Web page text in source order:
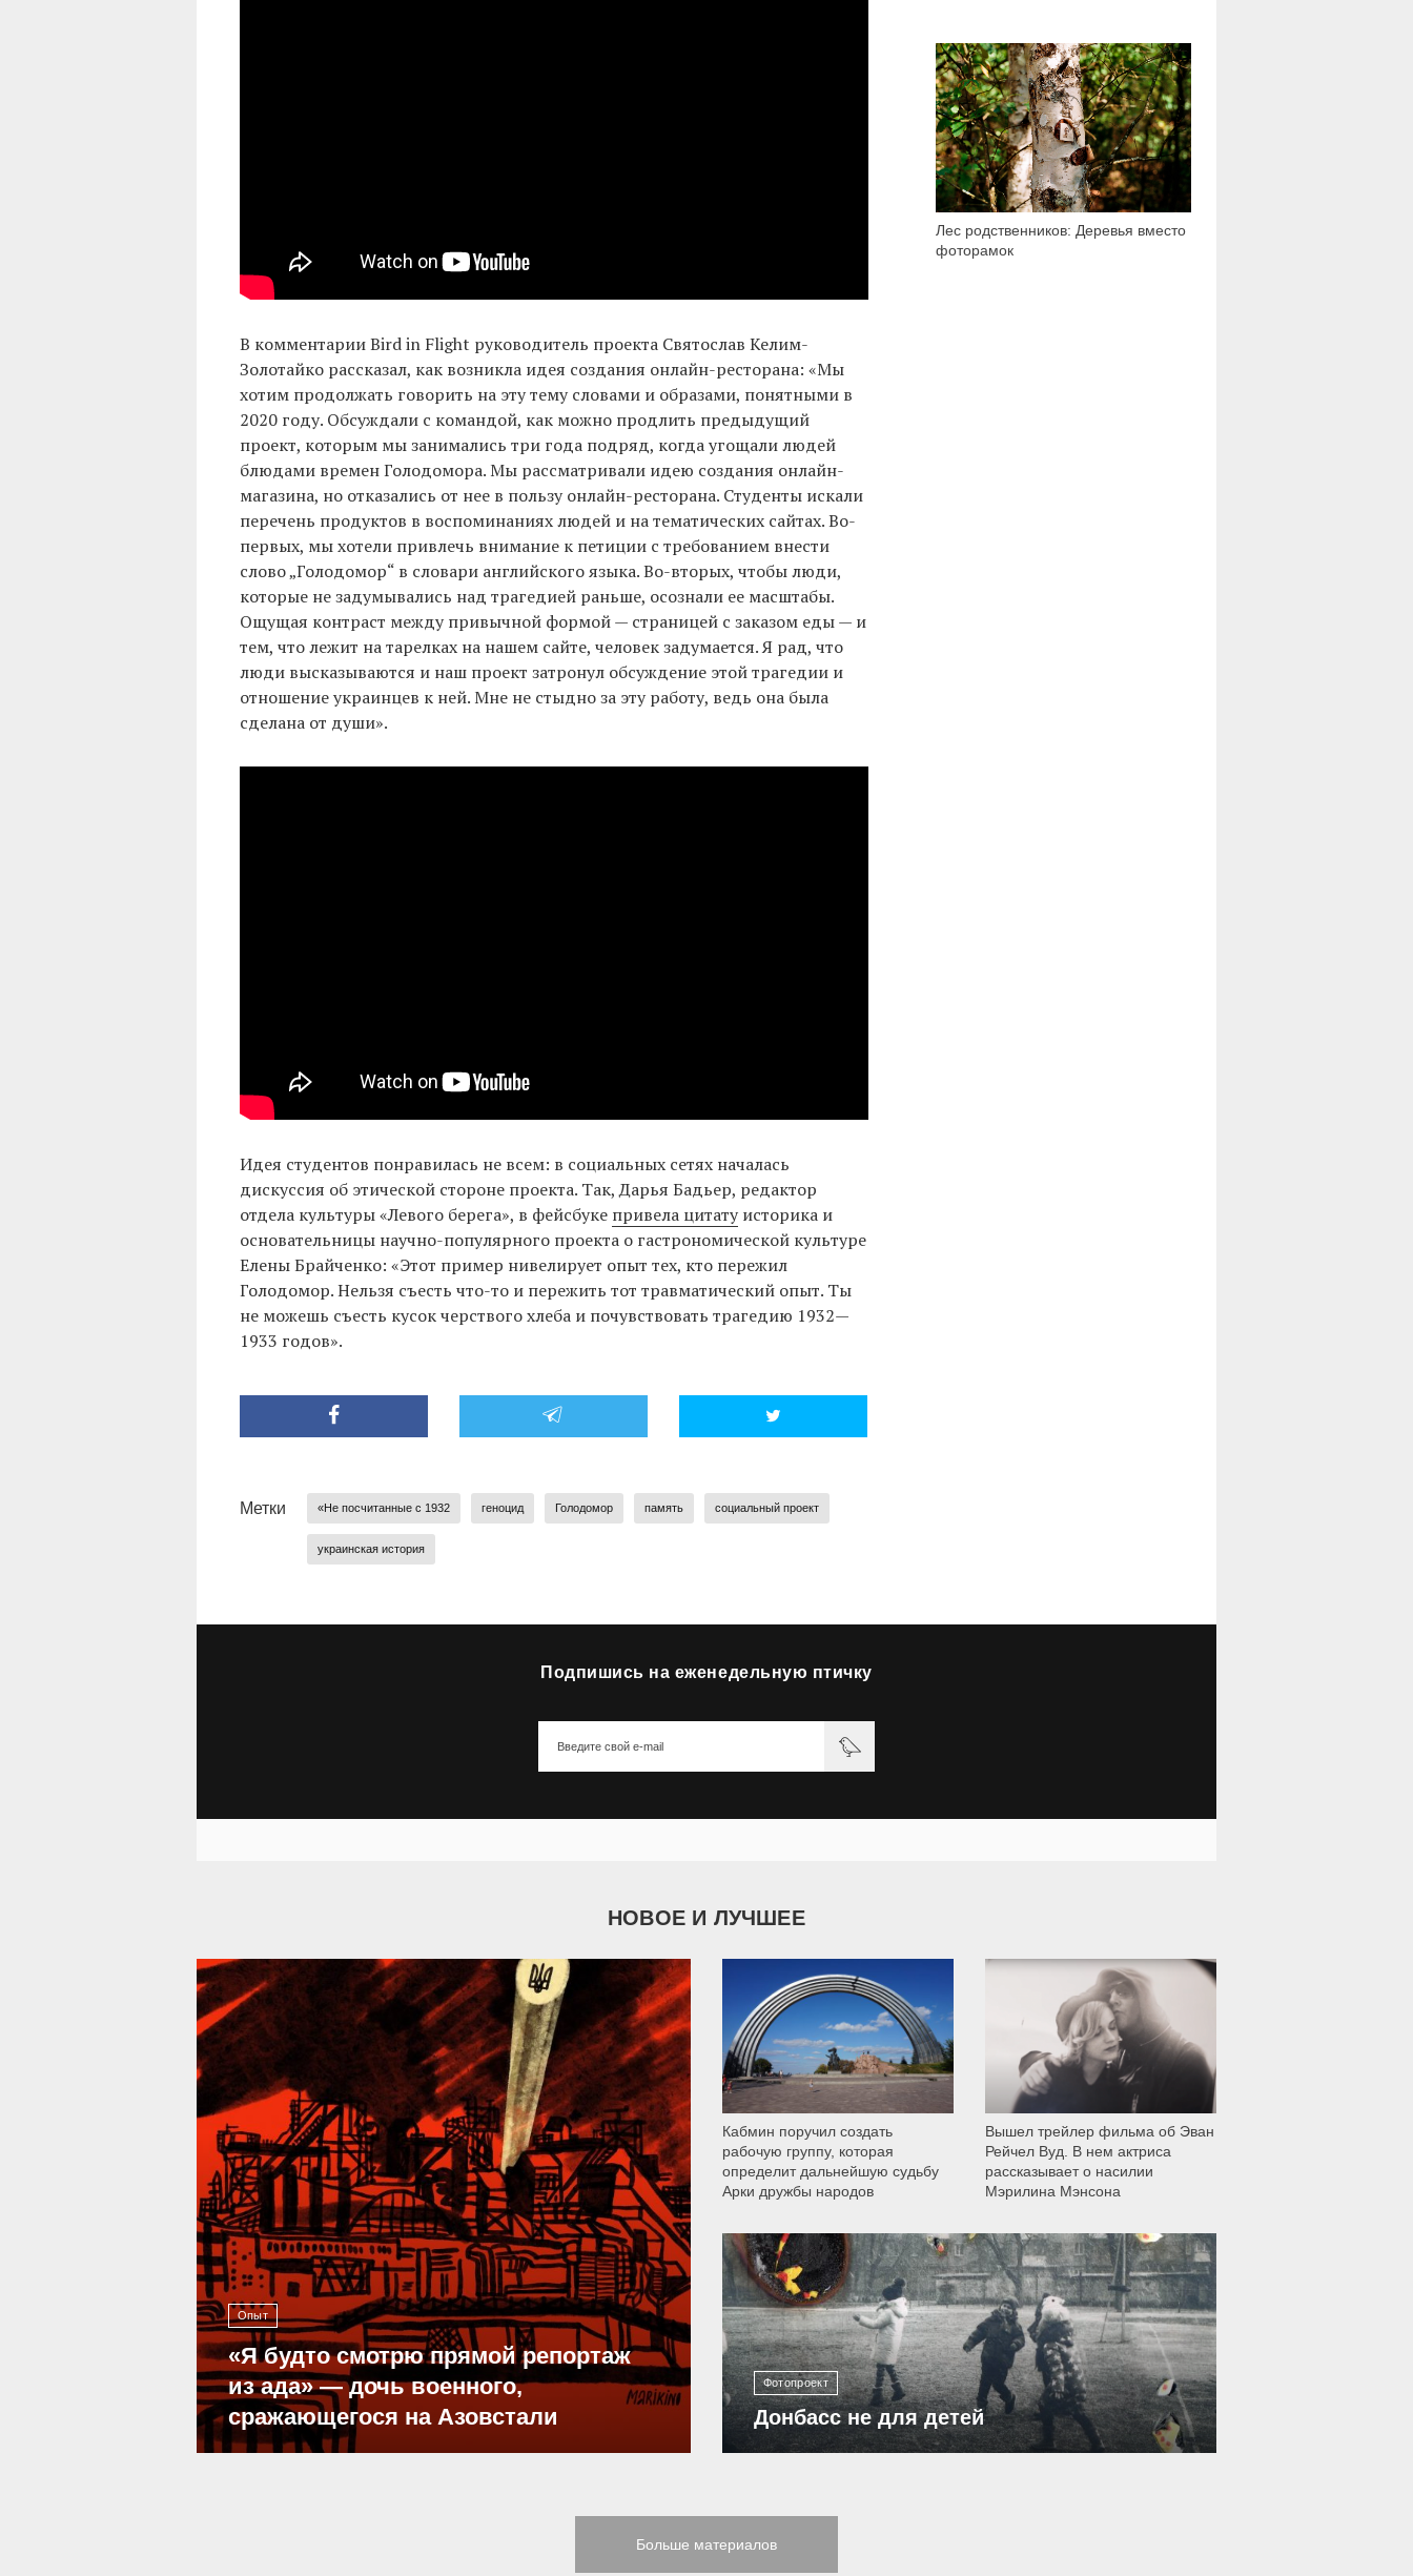
В комментарии Bird in Flight руководитель проекта Святослав Келим-
Золотайко рассказал, как возникла идея создания онлайн-ресторана: «Мы
хотим продолжать говорить на эту тему словами и образами, понятными в
2020 году. Обсуждали с командой, как можно продлить предыдущий
проект, которым мы занимались три года подряд, когда угощали людей
блюдами времен Голодомора. Мы рассматривали идею создания онлайн-
магазина, но отказались от нее в пользу онлайн-ресторана. Студенты искали
перечень продуктов в воспоминаниях людей и на тематических сайтах. Во-
первых, мы хотели привлечь внимание к петиции с требованием внести
слово „Голодомор“ в словари английского языка. Во-вторых, чтобы люди,
которые не задумывались над трагедией раньше, осознали ее масштабы.
Ощущая контраст между привычной формой — страницей с заказом еды — и
тем, что лежит на тарелках на нашем сайте, человек задумается. Я рад, что
люди высказываются и наш проект затронул обсуждение этой трагедии и
отношение украинцев к ней. Мне не стыдно за эту работу, ведь она была
сделана от души».
Идея студентов понравилась не всем: в социальных сетях началась
дискуссия об этической стороне проекта. Так, Дарья Бадьер, редактор
отдела культуры «Левого берега», в фейсбуке привела цитатуисторика и
основательницы научно-популярного проекта о гастрономической культуре
Елены Брайченко: «Этот пример нивелирует опыт тех, кто пережил
Голодомор. Нельзя съесть что-то и пережить тот травматический опыт. Ты
не можешь съесть кусок черствого хлеба и почувствовать трагедию 1932—
1933 годов».
Метки «Не посчитанные с 1932 геноцид Голодомор память социальный проект
украинская история
Лес родственников: Деревья вместо
фоторамок
1 272
Подпишись на еженедельную птичку
НОВОЕ И ЛУЧШЕЕ
Опыт
«Я будто смотрю прямой репортаж
из ада» — дочь военного,
сражающегося на Азовстали
39 295
Кабмин поручил создать
рабочую группу, которая
определит дальнейшую судьбу
Арки дружбы народов
9 790
Вышел трейлер фильма об Эван
Рейчел Вуд. В нем актриса
рассказывает о насилии
Мэрилина Мэнсона
Фотопроект
Донбасс не для детей
12 304
Больше материалов